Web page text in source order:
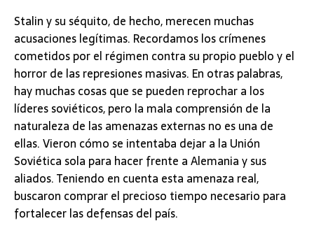
Stalin y su séquito, de hecho, merecen muchas
acusaciones legítimas. Recordamos los crímenes
cometidos por el régimen contra su propio pueblo y el
horror de las represiones masivas. En otras palabras,
hay muchas cosas que se pueden reprochar a los
líderes soviéticos, pero la mala comprensión de la
naturaleza de las amenazas externas no es una de
ellas. Vieron cómo se intentaba dejar a la Unión
Soviética sola para hacer frente a Alemania y sus
aliados. Teniendo en cuenta esta amenaza real,
buscaron comprar el precioso tiempo necesario para
fortalecer las defensas del país.